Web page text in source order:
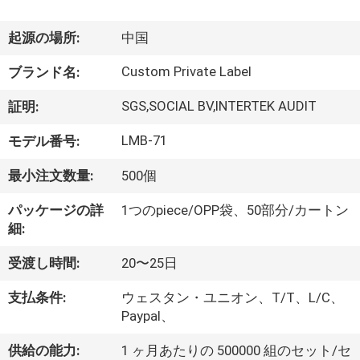
ダ
ク
ト
私
に
つ
い
起源の場所: 中国
ブランド名: Custom Private Label
証明: SGS,SOCIAL BV,INTERTEK AUDIT
モデル番号: LMB-71
最小注文数量: 500個
パッケージの詳
細:
1つのpiece/OPP袋、50部分/カートン
受渡し時間: 20〜25日
支払条件:
ウェスタン・ユニオン、T/T、L/C、
Paypal、
供給の能力:
1 ヶ月あたりの 500000 組のセット/セ